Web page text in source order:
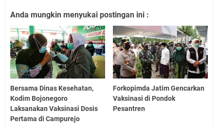
Anda mungkin menyukai postingan ini :
Bersama Dinas Kesehatan,
Kodim Bojonegoro
Laksanakan Vaksinasi Dosis
Pertama di Campurejo
Forkopimda Jatim Gencarkan
Vaksinasi di Pondok
Pesantren